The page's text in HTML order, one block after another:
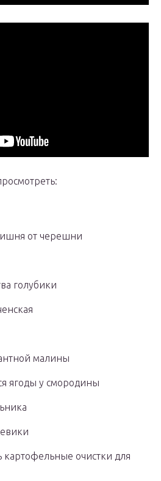
от черешни
голубики
малины
ягоды у смородины
картофельные очистки для